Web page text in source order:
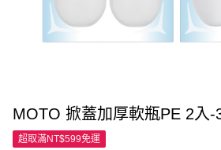
MOTO 掀蓋加厚軟瓶PE 2入-
超取滿NT$599免運